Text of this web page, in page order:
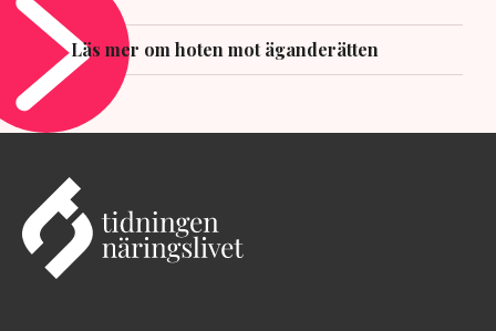
Läs mer om hoten mot äganderätten